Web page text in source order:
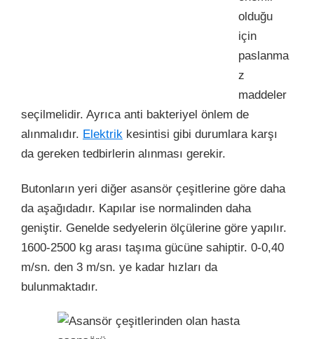
olduğu
için
paslanma
z
maddeler
seçilmelidir. Ayrıca anti bakteriyel önlem de
alınmalıdır. Elektrik kesintisi gibi durumlara karşı
da gereken tedbirlerin alınması gerekir.
Butonların yeri diğer asansör çeşitlerine göre daha
da aşağıdadır. Kapılar ise normalinden daha
geniştir. Genelde sedyelerin ölçülerine göre yapılır.
1600-2500 kg arası taşıma gücüne sahiptir. 0-0,40
m/sn. den 3 m/sn. ye kadar hızları da
bulunmaktadır.